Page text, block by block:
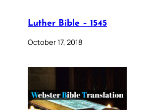
Luther Bible – 1545
October 17, 2018